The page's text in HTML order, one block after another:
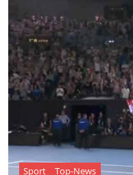
Sport Top-News